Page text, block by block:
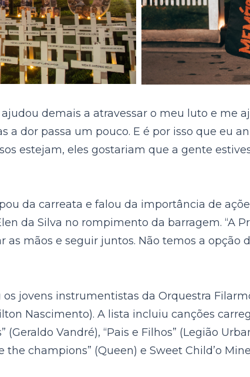
demais a atravessar o meu luto e me
a dor passa um pouco. E é por isso que eu
estejam, eles gostariam que a gente
da carreata e falou da importância de
da Silva no rompimento da barragem. “A
as mãos e seguir juntos. Não temos a
jovens instrumentistas da Orquestra
Nascimento). A lista incluiu canções
Vandré), “Pais e Filhos” (Legião
champions” (Queen) e Sweet Child’o Mine